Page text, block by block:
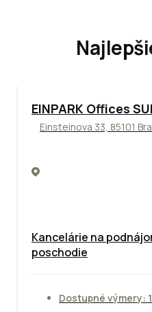
TOP ODPORÚČAME
EINPARK Offices
Einsteinova 33, 85101
Kancelárie na
poschodie
Dostupné výmery: